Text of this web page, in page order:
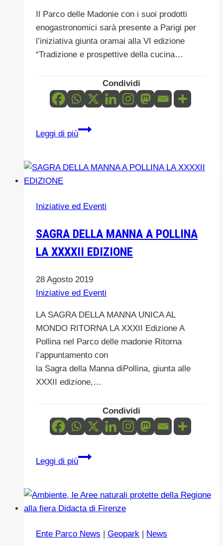
Il Parco delle Madonie con i suoi prodotti
enogastronomici sarà presente a Parigi per
l’iniziativa giunta oramai alla VI edizione
“Tradizione e prospettive della cucina…
Condividi
Leggi di più
A
LA
CUCINA
NEL
MONDO
presente
il
delle
Madonie
Iniziative ed Eventi
SAGRA DELLA MANNA A POLLINA
LA XXXXII EDIZIONE
28 Agosto 2019
Iniziative ed Eventi
LA SAGRA DELLA MANNA UNICA AL
MONDO RITORNA LA XXXII Edizione A
Pollina nel Parco delle madonie Ritorna
l’appuntamento con
la Sagra della Manna diPollina, giunta alle
XXXII edizione,…
Condividi
Leggi di più
SAGRA
A
POLLINA
XXXXII
Ente Parco News | Geopark | News